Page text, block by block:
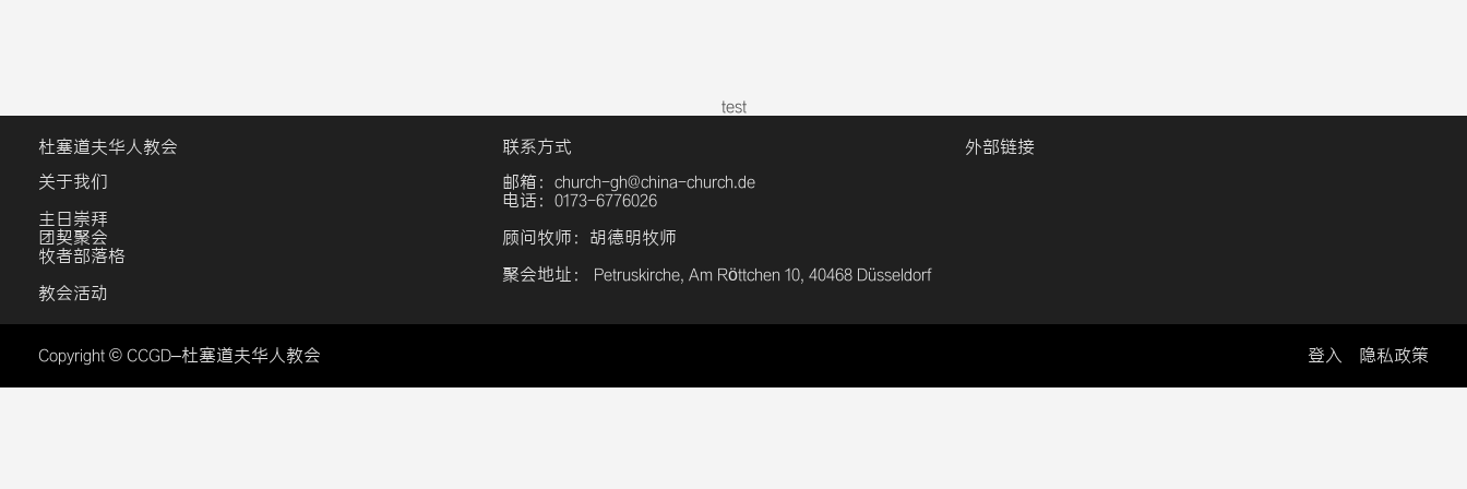
test
杜塞道夫华人教会
关于我们
主日崇拜
团契聚会
牧者部落格
教会活动
联系方式
邮箱：church-gh@china-church.de
电话：0173-6776026
顾问牧师：胡德明牧师
聚会地址： Petruskirche, Am Röttchen 10, 40468 Düsseldorf
外部链接
Copyright © CCGD–杜塞道夫华人教会 登入 隐私政策